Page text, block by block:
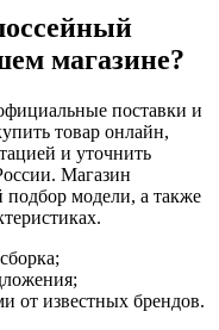
магазине?
поставки и
товар онлайн,
и уточнить
Магазин
подбор модели, а также
от известных брендов.